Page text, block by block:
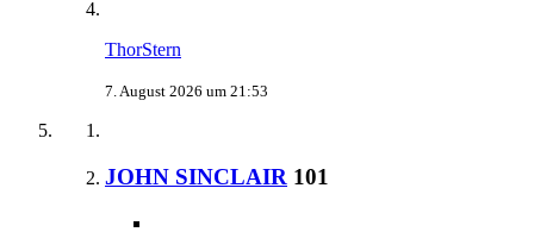
ThorStern
7. August 2026 um 21:53
JOHN SINCLAIR 101